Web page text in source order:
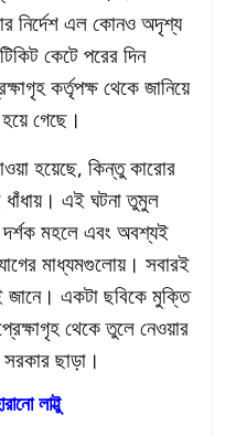
নির্দেশ এল কোনও অদৃশ্য
কেটে পরের দিন
কর্তৃপক্ষ থেকে জানিয়ে
গেছে।
হয়েছে, কিন্তু কারোর
এই ঘটনা তুমুল
মহলে এবং অবশ্যই
মাধ্যমগুলোয়। সবারই
জানে। একটা ছবিকে মুক্তি
থেকে তুলে নেওয়ার
ছাড়া।
লাট্টু